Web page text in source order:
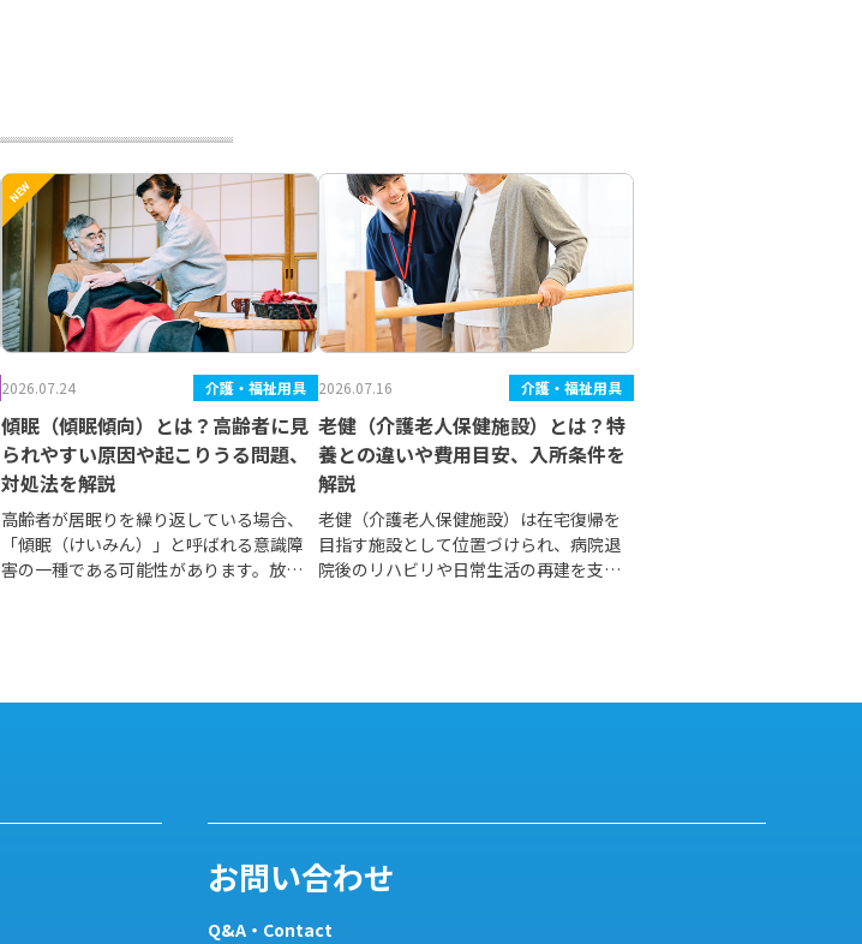
2026.07.24 介護・福祉用具
傾眠（傾眠傾向）とは？高齢者に見
られやすい原因や起こりうる問題、
対処法を解説
高齢者が居眠りを繰り返している場合、
「傾眠（けいみん）」と呼ばれる意識障
害の一種である可能性があります。放置
2026.07.16 介護・福祉用具
老健（介護老人保健施設）とは？特
養との違いや費用目安、入所条件を
解説
老健（介護老人保健施設）は在宅復帰を
目指す施設として位置づけられ、病院退
院後のリハビリや日常生活の再建を支援
お問い合わせ
Q&A・Contact